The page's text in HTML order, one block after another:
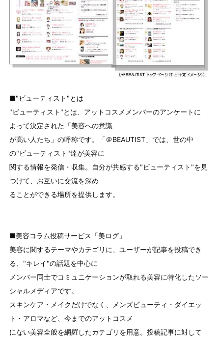
■"ビューティスト"とは
"ビューティスト"とは、アットコスメメンバーのアンケートに
よって決定された「美容への意識
が高い人たち」の呼称です。「＠BEAUTIST」では、世の中
の"ビューティスト"達が美容に
関する情報を発信・収集。自分が共感する"ビューティスト"を見
つけて、お互いに交流を深め
ることができる場所を提供します。
■美容コラム投稿サービス「美ログ」
美容に関するテーマやカテゴリに、ユーザーが記事を投稿でき
る、"キレイ"の話題を中心に
メンバー同士でコミュニケーションが取れる美容に特化したソー
シャルメディアです。
スキンケア・メイクだけでなく、メンズビューティ・ダイエッ
ト・アロマなど、今までのアットコスメ
にない美容全般を網羅したカテゴリを用意。投稿記事に対して